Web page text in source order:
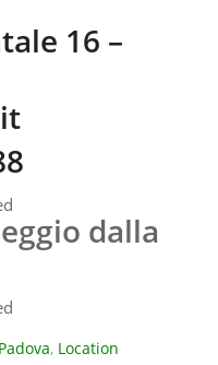
16 –
dalla
, Location